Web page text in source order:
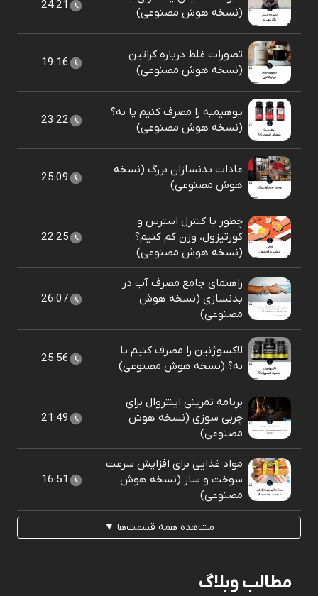
(نسخه هوش مصنوعی)
24:21
تصورات غلط درباره کراتین
(نسخه هوش مصنوعی)
19:16
یوهیمبه را مصرف کنیم یا نه؟
(نسخه هوش مصنوعی)
23:22
عادات بدنسازان بزرگ (نسخه
هوش مصنوعی)
25:09
چطور با کنترل استرس و
کورتیزول، وزن کم کنیم؟
(نسخه هوش مصنوعی)
22:25
راهنمای جامع مصرف آب در
بدنسازی (نسخه هوش
مصنوعی)
26:07
لاکسوژنین را مصرف کنیم یا
نه؟ (نسخه هوش مصنوعی)
25:56
برنامه تمرینی اینتروال برای
چربی سوزی (نسخه هوش
مصنوعی)
21:49
مواد غذایی برای افزایش سرعت
سوخت و ساز (نسخه هوش
مصنوعی)
16:51
مشاهده همه قسمت‌ها ▼
مطالب وبلاگ